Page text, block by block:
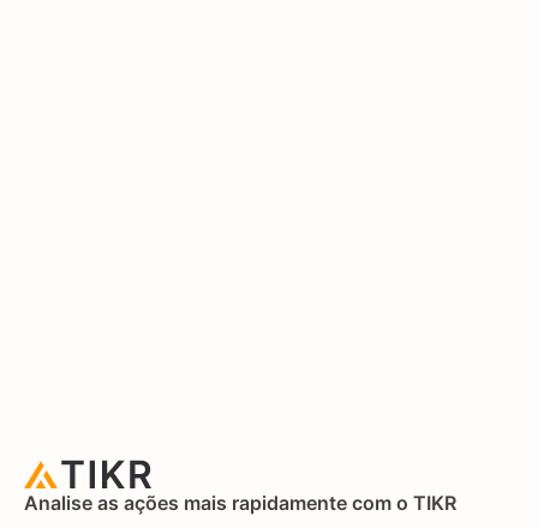
Analise as ações mais rapidamente com o TIKR